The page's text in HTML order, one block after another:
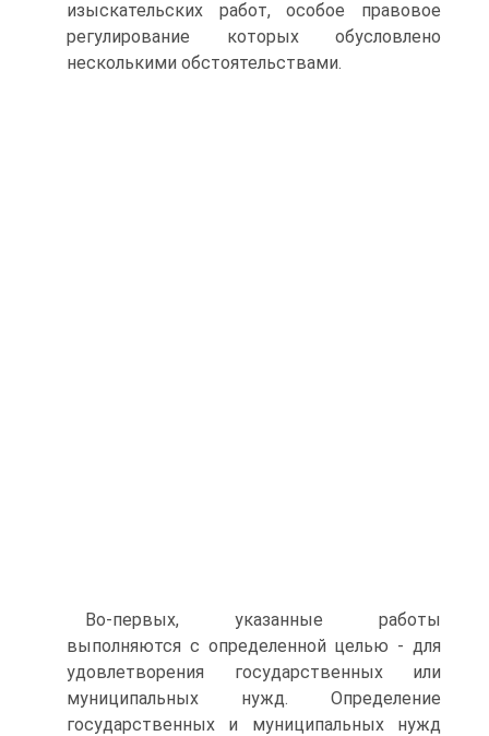
изыскательских работ, особое правовое
регулирование которых обусловлено
несколькими обстоятельствами.
Во-первых, указанные работы
выполняются с определенной целью - для
удовлетворения государственных или
муниципальных нужд. Определение
государственных и муниципальных нужд